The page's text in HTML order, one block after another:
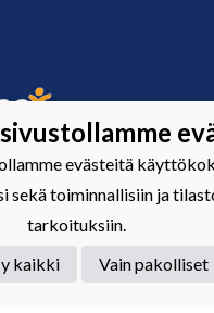
evästeitä
sekä toiminnallisiin ja
tarkoituksiin.
kaikki
Vain pakolliset